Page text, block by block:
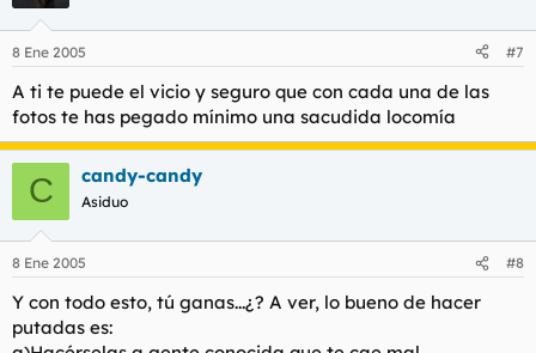
8 Ene 2005 #7
A ti te puede el vicio y seguro que con cada una de las
fotos te has pegado mínimo una sacudida locomía
C candy-candy
Asiduo
8 Ene 2005 #8
Y con todo esto, tú ganas...¿? A ver, lo bueno de hacer
putadas es: